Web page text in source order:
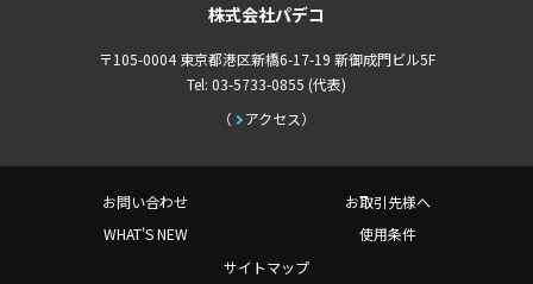
株式会社パデコ
〒105-0004 東京都港区新橋6-17-19 新御成門ビル5F
アクセス
Tel: 03-5733-0855 (代表)
お問い合わせ
お取引先様へ
WHAT'S NEW
使用条件
サイトマップ